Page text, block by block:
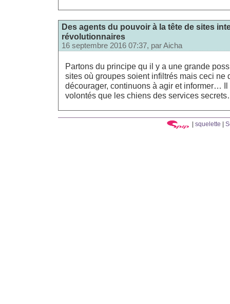
Des agents du pouvoir à la tête de sites
révolutionnaires
16 septembre 2016 07:37, parAicha
Partons du principe qu il y a une grande
sites où groupes soient infiltrés mais ceci ne
décourager, continuons à agir et informer…
volontés que les chiens des services
| squelette |